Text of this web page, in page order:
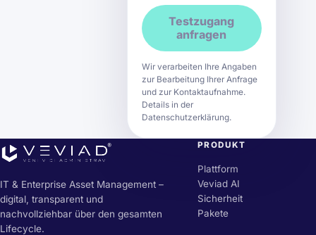
Testzugang
anfragen
Wir verarbeiten Ihre Angaben
zur Bearbeitung Ihrer Anfrage
und zur Kontaktaufnahme.
Details in der
Datenschutzerklärung.
IT & Enterprise Asset Management –
digital, transparent und
nachvollziehbar über den gesamten
Lifecycle.
PRODUKT
Plattform
Veviad AI
Sicherheit
Pakete